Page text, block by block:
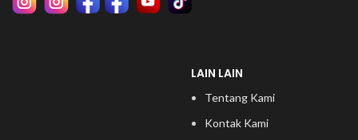
LAIN LAIN
Tentang Kami
Kontak Kami